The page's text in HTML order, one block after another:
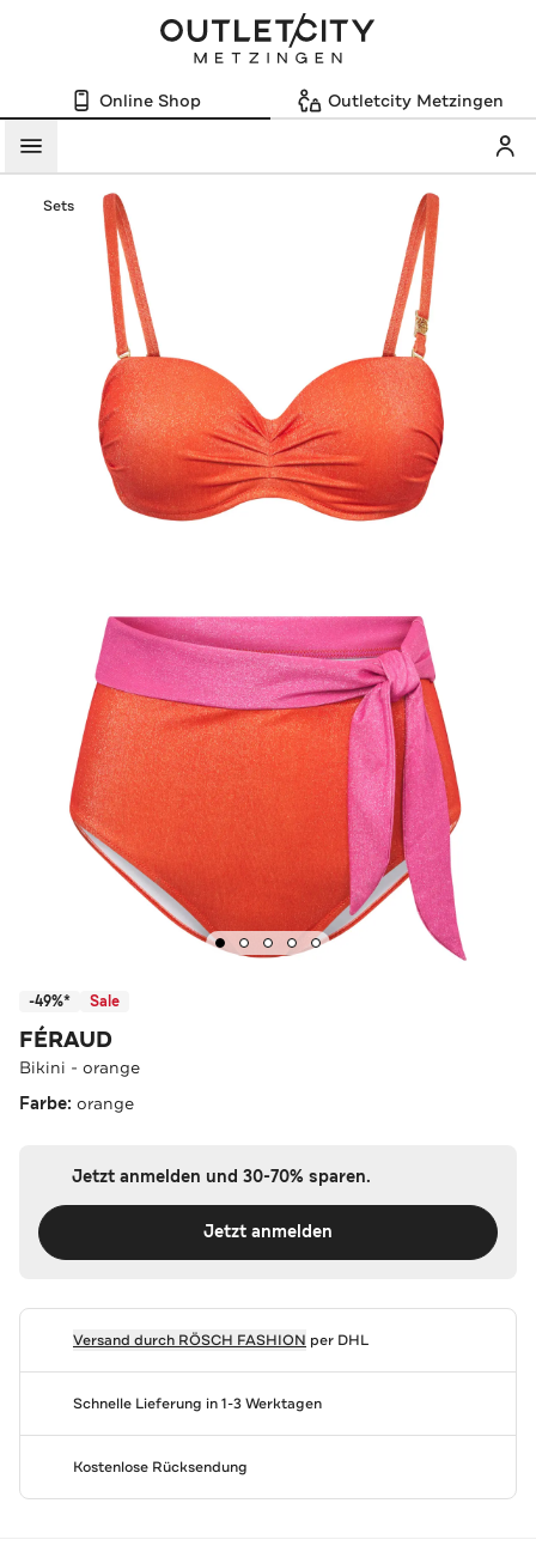
Online Shop Outletcity Metzingen
Menü
Sets
-49%* Sale
FÉRAUD
Bikini - orange
Farbe: orange
Jetzt anmelden und 30-70% sparen.
Jetzt anmelden
Versand durch RÖSCH FASHION per DHL
Schnelle Lieferung in 1-3 Werktagen
Kostenlose Rücksendung